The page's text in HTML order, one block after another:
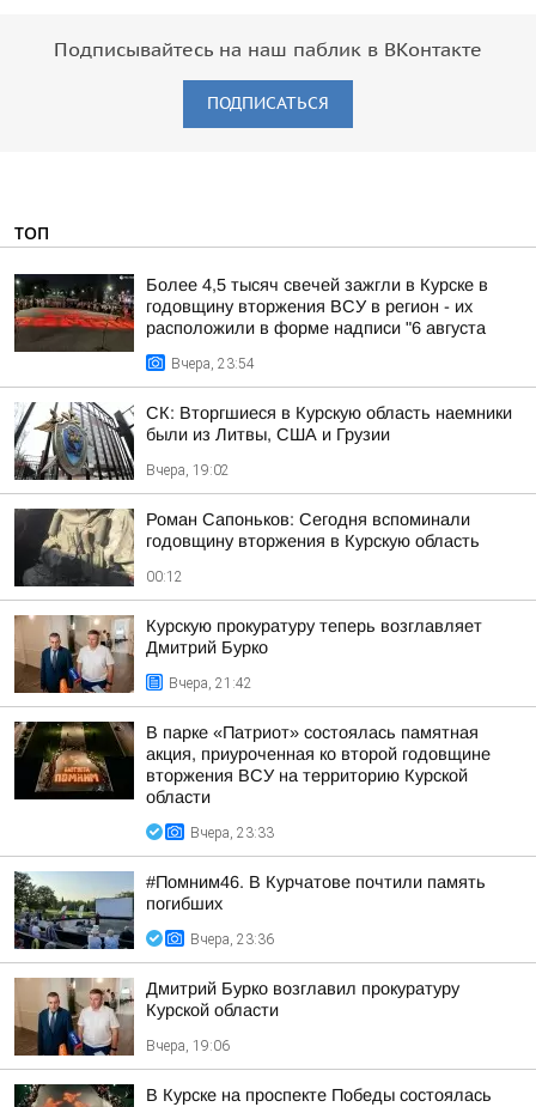
Подписывайтесь на наш паблик в ВКонтакте
ПОДПИСАТЬСЯ
ТОП
Более 4,5 тысяч свечей зажгли в Курске в
годовщину вторжения ВСУ в регион - их
расположили в форме надписи "6 августа
Вчера, 23:54
СК: Вторгшиеся в Курскую область наемники
были из Литвы, США и Грузии
Вчера, 19:02
Роман Сапоньков: Сегодня вспоминали
годовщину вторжения в Курскую область
00:12
Курскую прокуратуру теперь возглавляет
Дмитрий Бурко
Вчера, 21:42
В парке «Патриот» состоялась памятная
акция, приуроченная ко второй годовщине
вторжения ВСУ на территорию Курской
области
Вчера, 23:33
#Помним46. В Курчатове почтили память
погибших
Вчера, 23:36
Дмитрий Бурко возглавил прокуратуру
Курской области
Вчера, 19:06
В Курске на проспекте Победы состоялась